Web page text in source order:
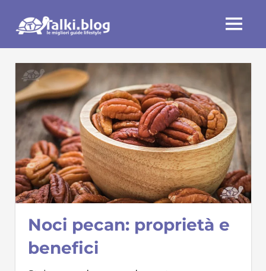
MENU
Noci pecan: proprietà e
benefici